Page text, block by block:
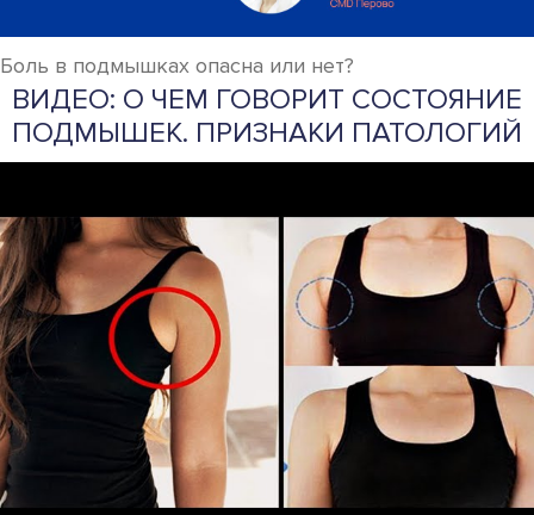
Боль в подмышках опасна или нет?
ВИДЕО: О ЧЕМ ГОВОРИТ СОСТОЯНИЕ
ПОДМЫШЕК. ПРИЗНАКИ ПАТОЛОГИЙ